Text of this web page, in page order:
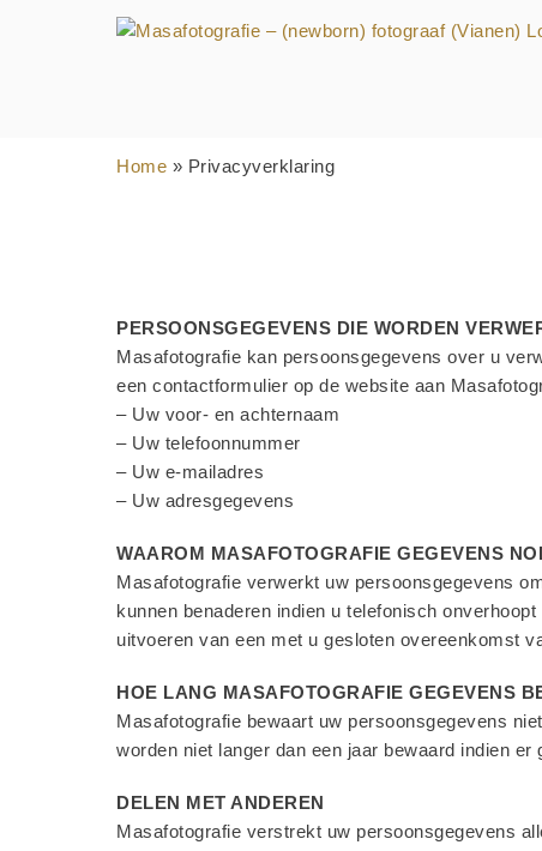
Home » Privacyverklaring
PERSOONSGEGEVENS DIE WORDEN
Masafotografie kan persoonsgegevens over u
een contactformulier op de website aan
– Uw voor- en achternaam
– Uw telefoonnummer
– Uw e-mailadres
– Uw adresgegevens
WAAROM MASAFOTOGRAFIE GEGEVENS
Masafotografie verwerkt uw persoonsgegevens
kunnen benaderen indien u telefonisch
uitvoeren van een met u gesloten overeenkomst
HOE LANG MASAFOTOGRAFIE GEGEVENS
Masafotografie bewaart uw persoonsgegevens
worden niet langer dan een jaar bewaard indien
DELEN MET ANDEREN
Masafotografie verstrekt uw persoonsgegevens